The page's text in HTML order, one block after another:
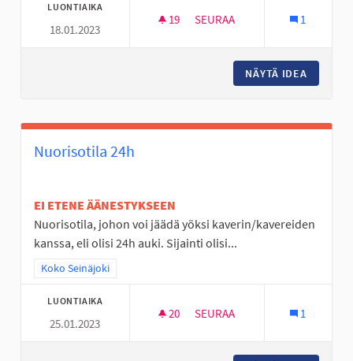
LUONTIAIKA
18.01.2023
19 19 SEURAAJAA
SEURAA 1
NÄYTÄ IDEA
Nuorisotila 24h
EI ETENE ÄÄNESTYKSEEN
Nuorisotila, johon voi jäädä yöksi kaverin/kavereiden
kanssa, eli olisi 24h auki. Sijainti olisi...
Rajaa tulokset teeman mukaan: Koko Seinäjoki
Koko Seinäjoki
LUONTIAIKA
25.01.2023
20 20 SEURAAJAA
SEURAA 1